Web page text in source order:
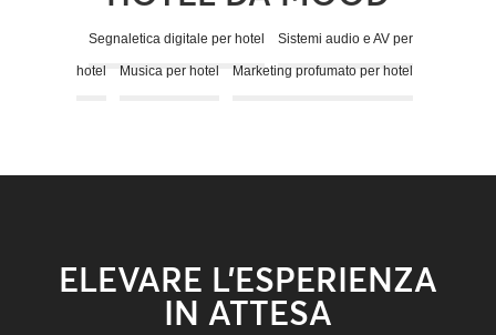
Segnaletica digitale per hotel Sistemi audio e AV per
hotel Musica per hotel Marketing profumato per hotel
ELEVARE L’ESPERIENZA
IN ATTESA